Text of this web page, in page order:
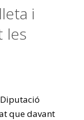
i
les
que davant